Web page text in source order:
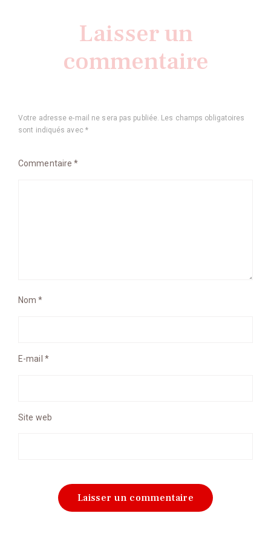
Laisser un
commentaire
Votre adresse e-mail ne sera pas publiée. Les champs obligatoires
sont indiqués avec *
Commentaire*
Nom*
E-mail *
Site web